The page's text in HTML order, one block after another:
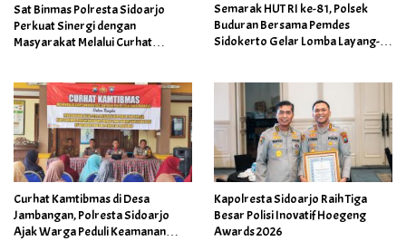
Sat Binmas Polresta Sidoarjo
Perkuat Sinergi dengan
Masyarakat Melalui Curhat
Semarak HUT RI ke-81, Polsek
Buduran Bersama Pemdes
Sidokerto Gelar Lomba Layang-
Curhat Kamtibmas di Desa
Jambangan, Polresta Sidoarjo
Ajak Warga Peduli Keamanan
Kapolresta Sidoarjo Raih Tiga
Besar Polisi Inovatif Hoegeng
Awards 2026